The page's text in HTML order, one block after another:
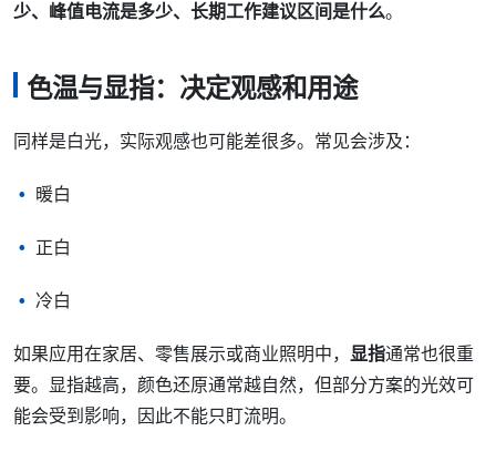
少、峰值电流是多少、长期工作建议区间是什么。
色温与显指：决定观感和用途
同样是白光，实际观感也可能差很多。常见会涉及：
暖白
正白
冷白
如果应用在家居、零售展示或商业照明中， 显指通常也很重
要。显指越高，颜色还原通常越自然，但部分方案的光效可
能会受到影响，因此不能只盯流明。